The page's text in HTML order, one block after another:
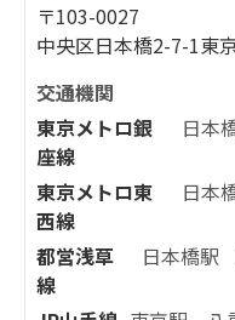
〒103-0027
中央区日本橋2-7-1東
交通機関
東京メトロ銀
座線
日本
東京メトロ東
西線
日本
都営浅草
線
日本橋駅